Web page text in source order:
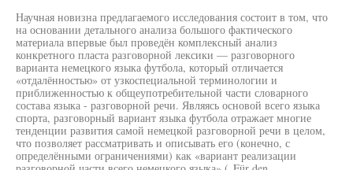
Научная новизна предлагаемого исследования состоит в том, что
на основании детального анализа большого фактического
материала впервые был проведён комплексный анализ
конкретного пласта разговорной лексики — разговорного
варианта немецкого языка футбола, который отличается
«отдалённостью» от узкоспециальной терминологии и
приближенностью к общеупотребительной части словарного
состава языка - разговорной речи. Являясь основой всего языка
спорта, разговорный вариант языка футбола отражает многие
тенденции развития самой немецкой разговорной речи в целом,
что позволяет рассматривать и описывать его (конечно, с
определёнными ограничениями) как «вариант реализации